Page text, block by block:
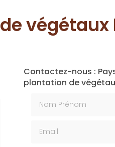
végétaux
Contactez-nous :
plantation de